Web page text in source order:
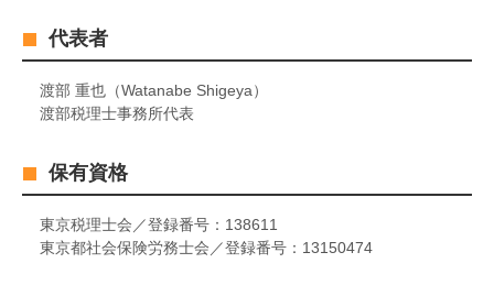
代表者
渡部 重也（Watanabe Shigeya）
渡部税理士事務所代表
保有資格
東京税理士会／登録番号：138611
東京都社会保険労務士会／登録番号：13150474